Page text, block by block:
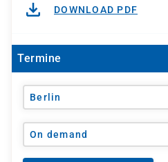
DOWNLOAD PDF
Termine
Berlin
On demand